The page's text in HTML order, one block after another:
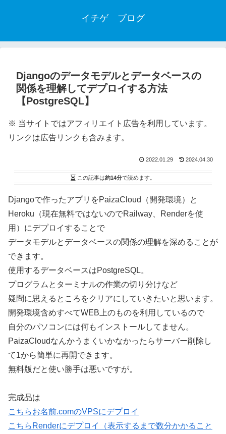
イチゲ ブログ
Djangoのデータモデルとデータベースの
関係を理解してデプロイする方法
【PostgreSQL】
※ 当サイトではアフィリエイト広告を利用しています。
リンクは広告リンクも含みます。
2022.01.29 2024.04.30
この記事は約14分で読めます。
Djangoで作ったアプリをPaizaCloud（開発環境）と
Heroku（現在無料ではないのでRailway、Renderを使
用）にデプロイすることで
データモデルとデータベースの関係の理解を深めることが
できます。
使用するデータベースはPostgreSQL。
プログラムとターミナルの作業の切り分けなど
疑問に思えるところをクリアにしていきたいと思います。
開発環境含めすべてWEB上のものを利用しているので
自分のパソコンには何もインストールしてません。
PaizaCloudなんかうまくいかなかったらサーバー削除し
て1から簡単に再開できます。
無料版だと使い勝手は悪いですが。
完成品は
こちらお名前.comのVPSにデプロイ
こちらRenderにデプロイ（表示するまで数分かかること